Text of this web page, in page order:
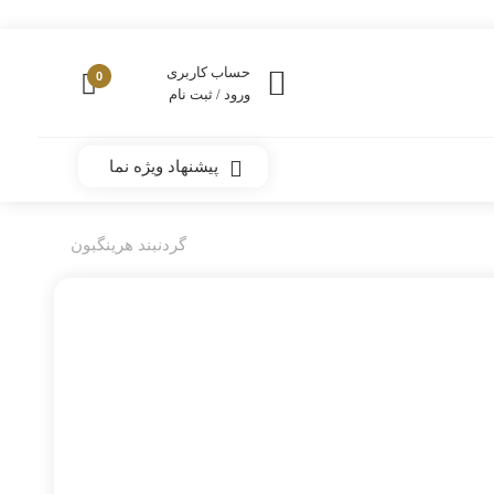
0
حساب کاربری
ورود / ثبت نام
پیشنهاد ویژه نما
گردنبند هرینگبون